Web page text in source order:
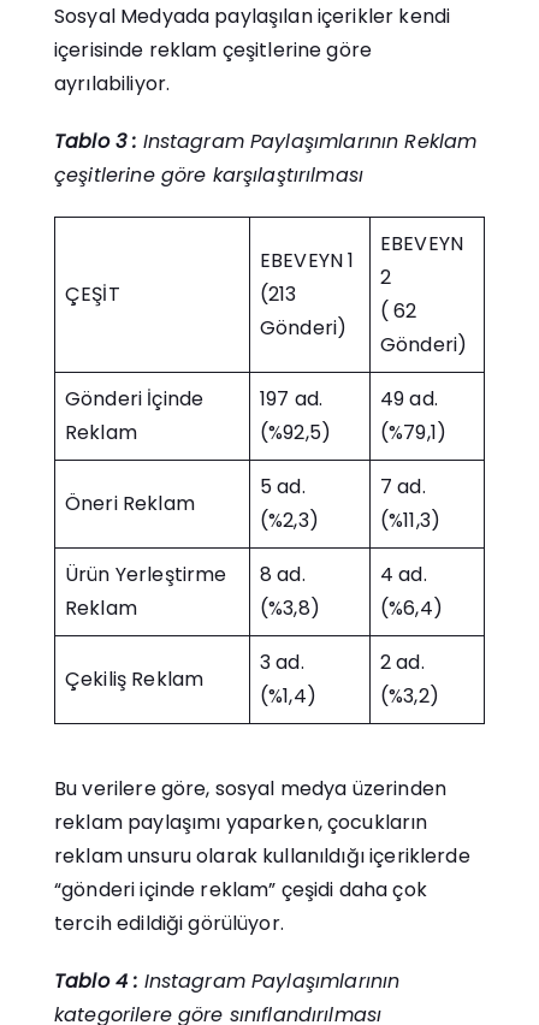
Sosyal Medyada paylaşılan içerikler kendi
içerisinde reklam çeşitlerine göre
ayrılabiliyor.
Tablo 3 : Instagram Paylaşımlarının Reklam
çeşitlerine göre karşılaştırılması
ÇEŞİT
EBEVEYN 1
(213
Gönderi)
EBEVEYN
2
( 62
Gönderi)
Gönderi İçinde
Reklam
197 ad.
(%92,5)
49 ad.
(%79,1)
Öneri Reklam
5 ad.
(%2,3)
7 ad.
(%11,3)
Ürün Yerleştirme
Reklam
8 ad.
(%3,8)
4 ad.
(%6,4)
Çekiliş Reklam
3 ad.
(%1,4)
2 ad.
(%3,2)
Bu verilere göre, sosyal medya üzerinden
reklam paylaşımı yaparken, çocukların
reklam unsuru olarak kullanıldığı içeriklerde
“gönderi içinde reklam” çeşidi daha çok
tercih edildiği görülüyor.
Tablo 4 : Instagram Paylaşımlarının
kategorilere göre sınıflandırılması